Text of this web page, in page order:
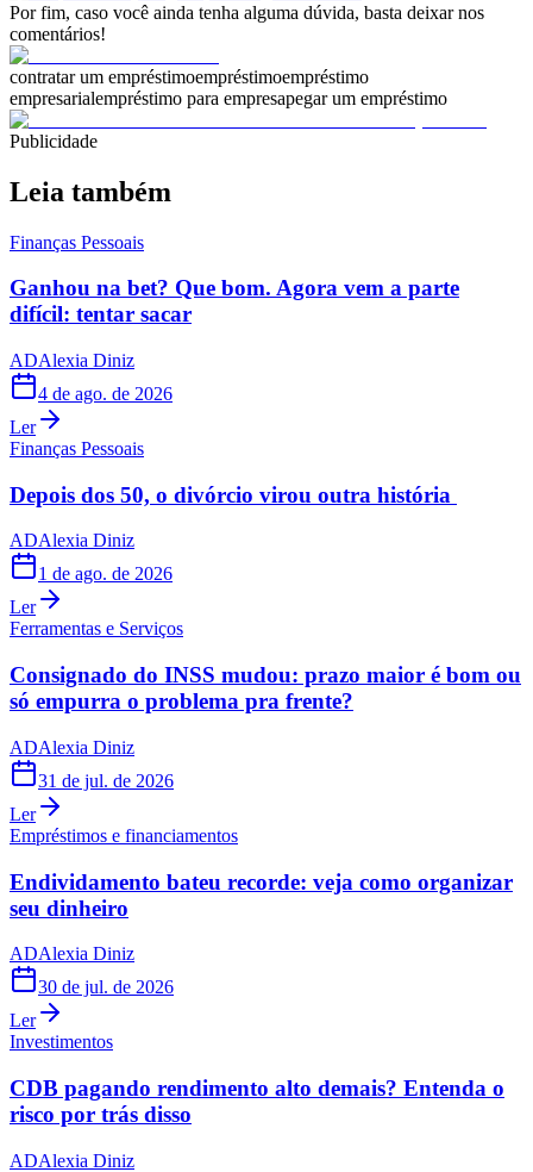
Por fim, caso você ainda tenha alguma dúvida, basta deixar nos
comentários!
contratar um empréstimoempréstimoempréstimo
empresarialempréstimo para empresapegar um empréstimo
Publicidade
Leia também
Finanças Pessoais
Ganhou na bet? Que bom. Agora vem a parte
difícil: tentar sacar
ADAlexia Diniz
4 de ago. de 2026
Ler
Finanças Pessoais
Depois dos 50, o divórcio virou outra história
ADAlexia Diniz
1 de ago. de 2026
Ler
Ferramentas e Serviços
Consignado do INSS mudou: prazo maior é bom ou
só empurra o problema pra frente?
ADAlexia Diniz
31 de jul. de 2026
Ler
Empréstimos e financiamentos
Endividamento bateu recorde: veja como organizar
seu dinheiro
ADAlexia Diniz
30 de jul. de 2026
Ler
Investimentos
CDB pagando rendimento alto demais? Entenda o
risco por trás disso
ADAlexia Diniz